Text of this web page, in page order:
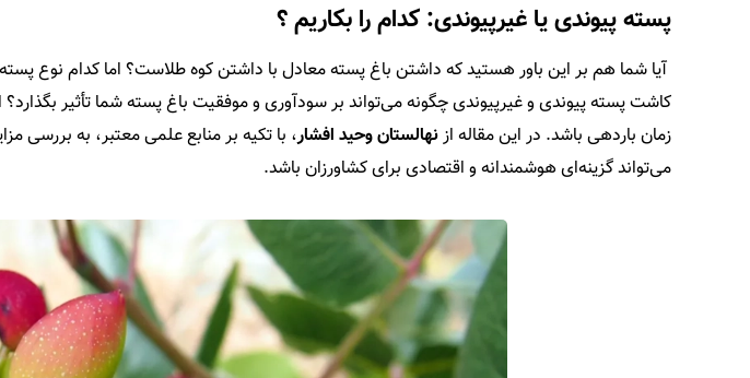
پسته پیوندی یا غیرپیوندی: کدام را بکاریم ؟
آیا شما هم بر این باور هستید که داشتن باغ پسته معادل با داشتن کوه طلاست؟ اما کدام نوع
کاشت پسته پیوندی و غیرپیوندی چگونه می‌تواند بر سودآوری و موفقیت باغ پسته شما تأثیر
زمان باردهی باشد. در این مقاله ازنهالستان وحید افشار، با تکیه بر منابع علمی معتبر، به
می‌تواند گزینه‌ای هوشمندانه و اقتصادی برای کشاورزان باشد.